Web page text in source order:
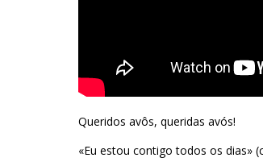
Queridos avôs, queridas avós!
«Eu estou contigo todos os dias»